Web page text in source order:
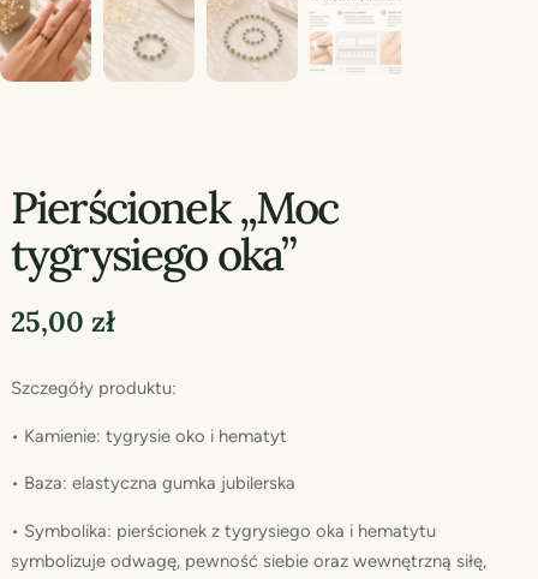
Pierścionek „Moc
tygrysiego oka”
25,00 zł
Szczegóły produktu:
• Kamienie: tygrysie oko i hematyt
• Baza: elastyczna gumka jubilerska
• Symbolika: pierścionek z tygrysiego oka i hematytu
symbolizuje odwagę, pewność siebie oraz wewnętrzną siłę,